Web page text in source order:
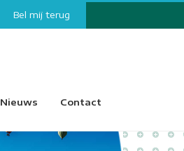
Bel mij terug
Nieuws Contact